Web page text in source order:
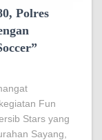
Polres
Fun
Stars yang
Sayang,